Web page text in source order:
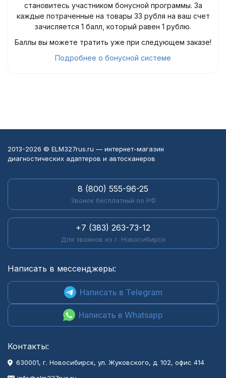
становитесь участником бонусной программы. За
каждые потраченные на товары 33 рубля на ваш счет
зачисляется 1 балл, который равен 1 рублю.
Баллы вы можете тратить уже при следующем заказе!
Подробнее о бонусной системе
2013-2026 © ELM327rus.ru — интернет-магазин
диагностических адаптеров и автосканеров
8 (800) 555-96-25
Звонок бесплатный по РФ
+7 (383) 263-73-12
Для звонков из г. Новосибирск
Написать в мессенджеры:
Написать в Telegram
Написать в Whatsapp
Контакты:
630001, г. Новосибирск, ул. Жуковского, д. 102, офис 414